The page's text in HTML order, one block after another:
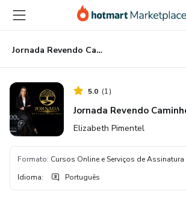
para
conteúdo
principal
para
pagamento
para
rodapé
Jornada Revendo Caminhos
5.0 (1)
Jornada Revendo
Elizabeth Pimentel
Formato: Cursos Online e Serviços de Assinatura
Idioma: Português